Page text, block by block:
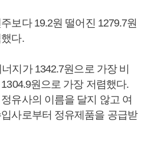
보다 19.2원 떨어진 1279.7원
다.
지가 1342.7원으로 가장 비
원으로 가장 저렴했다.
유사의 이름을 달지 않고 여
사로부터 정유제품을 공급받